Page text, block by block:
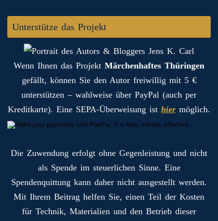
Unterstütze das Projekt
Wenn Ihnen das Projekt Märchenhaftes Thüringen
gefällt, können Sie den Autor freiwillig mit 5 €
unterstützen – wahlweise über PayPal (auch per
Kreditkarte). Eine SEPA-Überweisung ist hier möglich.
Die Zuwendung erfolgt ohne Gegenleistung und nicht
als Spende im steuerlichen Sinne. Eine
Spendenquittung kann daher nicht ausgestellt werden.
Mit Ihrem Beitrag helfen Sie, einen Teil der Kosten
für Technik, Materialien und den Betrieb dieser